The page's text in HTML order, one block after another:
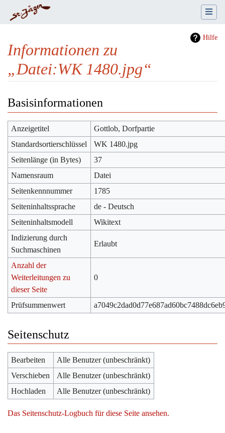
Hilfe
Informationen zu
„Datei:WK 1480.jpg“
Basisinformationen
Anzeigetitel
Gottlob, Dorfpartie
Standardsortierschlüssel
WK 1480.jpg
Seitenlänge (in Bytes)
37
Namensraum
Datei
Seitenkennnummer
1785
Seiteninhaltssprache
de - Deutsch
Seiteninhaltsmodell
Wikitext
Indizierung durch
Suchmaschinen
Erlaubt
Anzahl der
Weiterleitungen zu
dieser Seite
0
Prüfsummenwert
Seitenschutz
Bearbeiten
Alle Benutzer (unbeschränkt)
Verschieben
Alle Benutzer (unbeschränkt)
Hochladen
Alle Benutzer (unbeschränkt)
Das Seitenschutz-Logbuch für diese Seite ansehen.